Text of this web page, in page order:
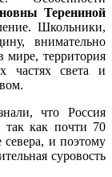
Терениной
Школьники,
внимательно
мире, территория
частях света и
что Россия
так как почти 70
севера, и поэтому
суровость